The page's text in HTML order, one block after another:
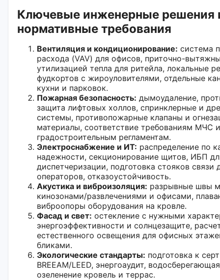
Ключевые инженерные решения
нормативные требования
Вентиляция и кондиционирование: система
расхода (VAV) для офисов, приточно-
утилизацией тепла для ритейла, локальные
фудкортов с жироуловителями, отдельные
кухни и парковок.
Пожарная безопасность: дымоудаление,
защита лифтовых холлов, спринклерные и
системы, противопожарные клапаны и
материалы, соответствие требованиям МЧС и
градостроительным регламентам.
Электроснабжение и ИТ: распределение по
надежности, секционирование щитов, ИБП
диспетчеризации, подготовка стояков связи
операторов, отказоустойчивость.
Акустика и виброизоляция: разрывные швы
кинозонами/развлечениями и офисами,
виброопоры оборудования на кровле.
Фасад и свет: остекление с нужными
энергоэффективности и солнцезащите,
естественного освещения для офисных
бликами.
Экологические стандарты: подготовка к
BREEAM/LEED, энергоаудит,
озеленение кровель и террас.